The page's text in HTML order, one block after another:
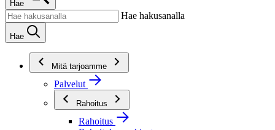
Hae
Hae hakusanalla
Hae
Mitä tarjoamme
Palvelut
Rahoitus
Rahoitus